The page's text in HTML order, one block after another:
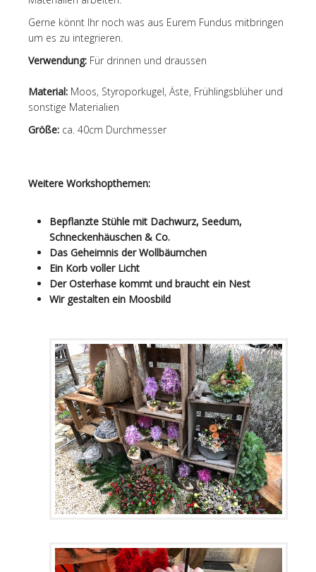
Gerne könnt Ihr noch was aus Eurem Fundus mitbringen
um es zu integrieren.
Verwendung: Für drinnen und draussen
Material: Moos, Styroporkugel, Äste, Frühlingsblüher und
sonstige Materialien
Größe: ca. 40cm Durchmesser
Weitere Workshopthemen:
Bepflanzte Stühle mit Dachwurz, Seedum,
Schneckenhäuschen & Co.
Das Geheimnis der Wollbäumchen
Ein Korb voller Licht
Der Osterhase kommt und braucht ein Nest
Wir gestalten ein Moosbild